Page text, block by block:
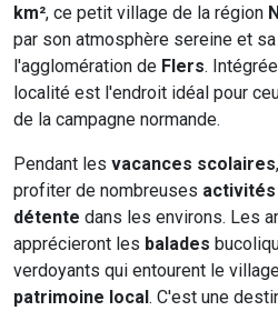
km², ce petit village de la région
par son atmosphère sereine et
l'agglomération de Flers.
localité est l'endroit idéal pour
de la campagne normande.
Pendant les vacances scolaires
profiter de nombreuses activités
détente dans les environs. Les
apprécieront les balades
verdoyants qui entourent le
patrimoine local. C'est une